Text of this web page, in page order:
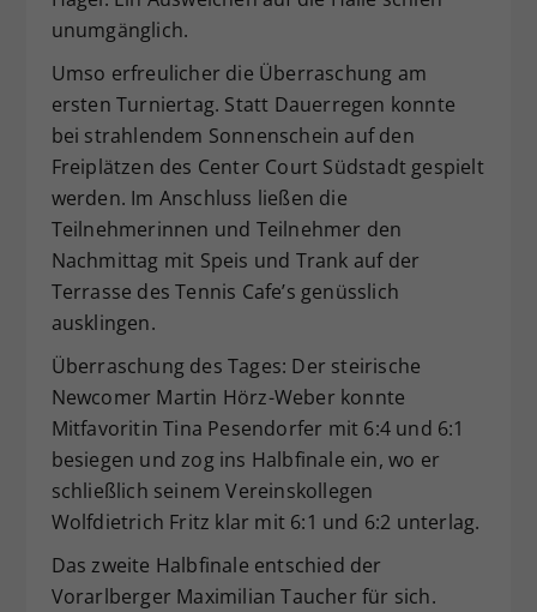
unumgänglich.
Umso erfreulicher die Überraschung am
ersten Turniertag. Statt Dauerregen konnte
bei strahlendem Sonnenschein auf den
Freiplätzen des Center Court Südstadt gespielt
werden. Im Anschluss ließen die
Teilnehmerinnen und Teilnehmer den
Nachmittag mit Speis und Trank auf der
Terrasse des Tennis Cafe’s genüsslich
ausklingen.
Überraschung des Tages: Der steirische
Newcomer Martin Hörz-Weber konnte
Mitfavoritin Tina Pesendorfer mit 6:4 und 6:1
besiegen und zog ins Halbfinale ein, wo er
schließlich seinem Vereinskollegen
Wolfdietrich Fritz klar mit 6:1 und 6:2 unterlag.
Das zweite Halbfinale entschied der
Vorarlberger Maximilian Taucher für sich.
Zweck
Dieser Wert speichert Ihre Consent-
zufällig generierte ID, für die
historische Speicherung Ihrer
vorgenommen Einstellungen, falls der
Webseiten-Betreiber dies eingestellt